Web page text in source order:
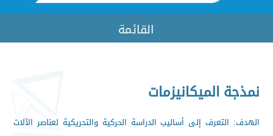
القائمة
نمذجة الميكانيزمات
الهدف: التعرف إلى أساليب الدراسة الحركية والتحريكية لعناصر الآلات